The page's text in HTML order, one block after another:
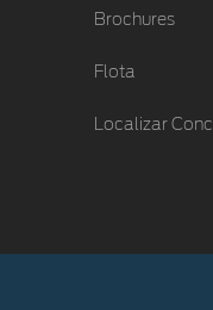
Brochures
Flota
Localizar